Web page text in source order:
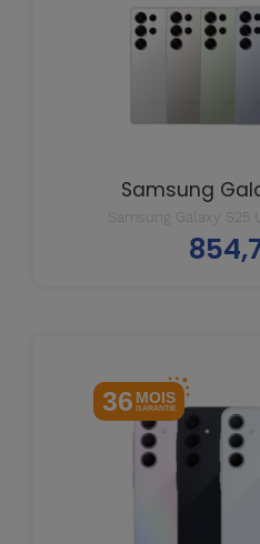
Samsung
Samsung Galaxy S25
36 MOIS
GARANTIE